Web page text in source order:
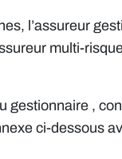
l’assureur
multi-
gestionnaire ,
ci-dessous